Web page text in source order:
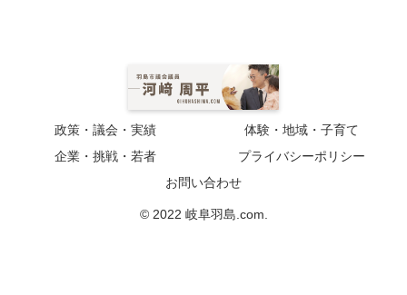
政策・議会・実績
体験・地域・子育て
企業・挑戦・若者
プライバシーポリシー
お問い合わせ
© 2022 岐阜羽島.com.